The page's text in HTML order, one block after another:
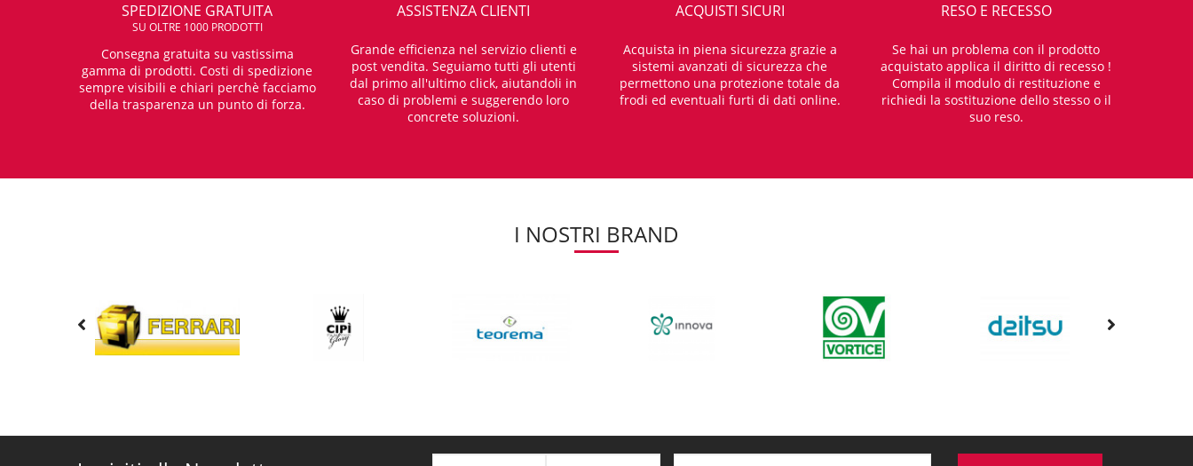
SPEDIZIONE GRATUITA
SU OLTRE 1000 PRODOTTI
Consegna gratuita su vastissima
gamma di prodotti. Costi di spedizione
sempre visibili e chiari perchè facciamo
della trasparenza un punto di forza.
ASSISTENZA CLIENTI
Grande efficienza nel servizio clienti e
post vendita. Seguiamo tutti gli utenti
dal primo all'ultimo click, aiutandoli in
caso di problemi e suggerendo loro
concrete soluzioni.
ACQUISTI SICURI
Acquista in piena sicurezza grazie a
sistemi avanzati di sicurezza che
permettono una protezione totale da
frodi ed eventuali furti di dati online.
RESO E RECESSO
Se hai un problema con il prodotto
acquistato applica il diritto di recesso !
Compila il modulo di restituzione e
richiedi la sostituzione dello stesso o il
suo reso.
I NOSTRI BRAND